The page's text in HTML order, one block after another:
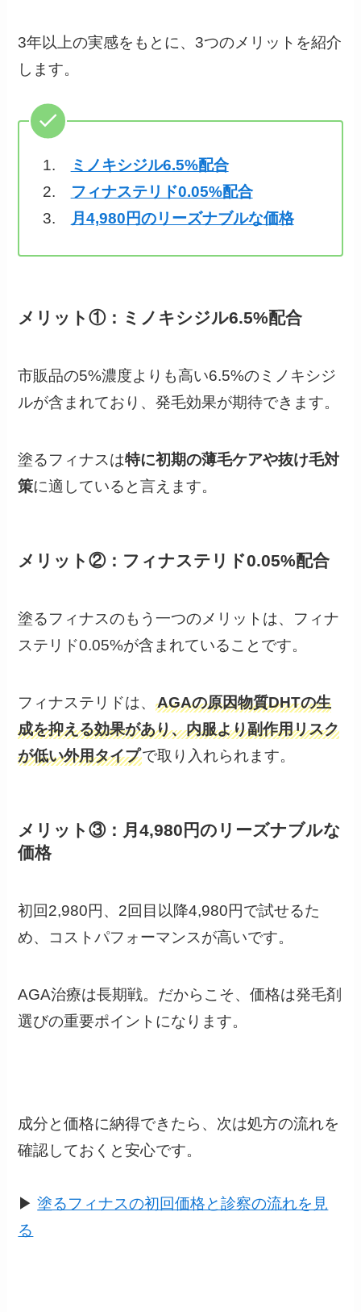
3年以上の実感をもとに、3つのメリットを紹介
します。
1.
ミノキシジル6.5%配合
2.
フィナステリド0.05%配合
3.
月4,980円のリーズナブルな価格
メリット①：ミノキシジル6.5%配合
市販品の5%濃度よりも高い6.5%のミノキシジ
ルが含まれており、発毛効果が期待できます。
塗るフィナスは特に初期の薄毛ケアや抜け毛対
策に適していると言えます。
メリット②：フィナステリド0.05%配合
塗るフィナスのもう一つのメリットは、フィナ
ステリド0.05%が含まれていることです。
フィナステリドは、AGAの原因物質DHTの生
成を抑える効果があり、内服より副作用リスク
が低い外用タイプで取り入れられます。
メリット③：月4,980円のリーズナブルな
価格
初回2,980円、2回目以降4,980円で試せるた
め、コストパフォーマンスが高いです。
AGA治療は長期戦。だからこそ、価格は発毛剤
選びの重要ポイントになります。
成分と価格に納得できたら、次は処方の流れを
確認しておくと安心です。
▶︎塗るフィナスの初回価格と診察の流れを見
る